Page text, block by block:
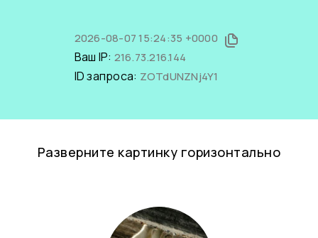
2026-08-07 15:24:35 +0000
Ваш IP: 216.73.216.144
ID запроса: ZOTdUNZNj4Y1
Разверните картинку горизонтально